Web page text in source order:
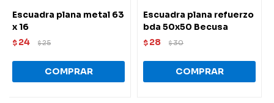
Escuadra plana metal 63
x 16
$ 24 $25
Escuadra plana refuerzo
bda 50x50 Becusa
$ 28 $30